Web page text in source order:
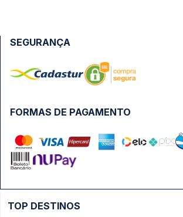
FORMAS DE PAGAMENTO
SEGURANÇA
TOP DESTINOS